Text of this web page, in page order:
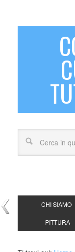
CHI SIAMO
PITTURA